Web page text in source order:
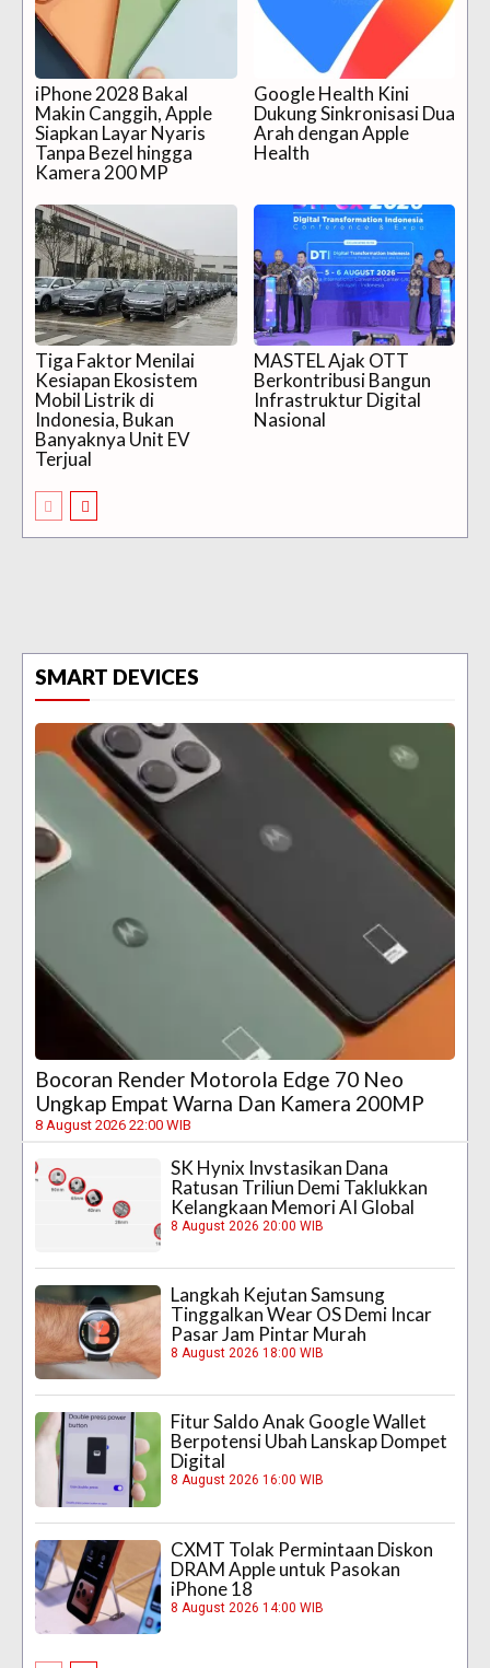
iPhone 2028 Bakal
Makin Canggih, Apple
Siapkan Layar Nyaris
Tanpa Bezel hingga
Kamera 200 MP
Google Health Kini
Dukung Sinkronisasi Dua
Arah dengan Apple
Health
Tiga Faktor Menilai
Kesiapan Ekosistem
Mobil Listrik di
Indonesia, Bukan
Banyaknya Unit EV
Terjual
MASTEL Ajak OTT
Berkontribusi Bangun
Infrastruktur Digital
Nasional
SMART DEVICES
Bocoran Render Motorola Edge 70 Neo
Ungkap Empat Warna Dan Kamera 200MP
8 August 2026 22:00 WIB
SK Hynix Invstasikan Dana
Ratusan Triliun Demi Taklukkan
Kelangkaan Memori AI Global
8 August 2026 20:00 WIB
Langkah Kejutan Samsung
Tinggalkan Wear OS Demi Incar
Pasar Jam Pintar Murah
8 August 2026 18:00 WIB
Fitur Saldo Anak Google Wallet
Berpotensi Ubah Lanskap Dompet
Digital
8 August 2026 16:00 WIB
CXMT Tolak Permintaan Diskon
DRAM Apple untuk Pasokan
iPhone 18
8 August 2026 14:00 WIB